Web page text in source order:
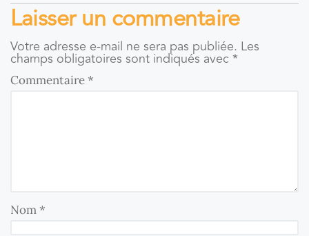
Laisser un commentaire
Votre adresse e-mail ne sera pas publiée. Les
champs obligatoires sont indiqués avec *
Commentaire*
Nom*